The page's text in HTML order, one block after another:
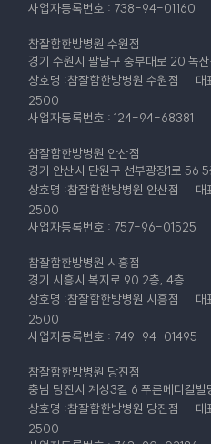
사업자등록번호 : 738-94-01160
참잘함한방병원 수원점
경기 수원시 팔달구 중부대로 20 녹
상호명 :참잘함한방병원 수원점
대
2500
사업자등록번호 : 124-94-68381
참잘함한방병원 안산점
경기 안산시 단원구 선부광장1로 56
상호명 :참잘함한방병원 안산점
대
2500
사업자등록번호 : 757-96-01525
참잘함한방병원 시흥점
경기 시흥시 복지로 90 2층, 4층
상호명 :참잘함한방병원 시흥점
대
2500
사업자등록번호 : 749-94-01495
참잘함한방병원 당진점
충남 당진시 계성3길 6 푸른메디컬
상호명 :참잘함한방병원 당진점
대
2500